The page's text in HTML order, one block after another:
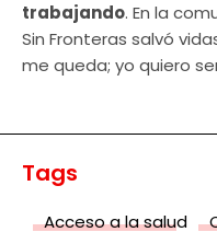
trabajando. En la
Sin Fronteras salvó
me queda; yo quiero
Tags
Acceso a la salud